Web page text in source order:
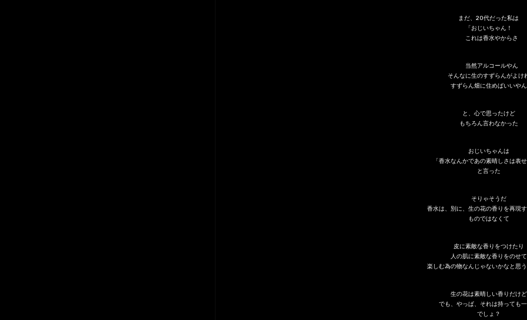
まだ、20代だった私は
「おじいちゃん！
これは香水やからさ
当然アルコールやん
そんなに生のすずらんがよけ
すずらん畑に住めばいいや
と、心で思ったけど
もちろん言わなかった
おじいちゃんは
「香水なんかであの素晴しさは表
と言った
そりゃそうだ
香水は、別に、生の花の香りを再現
ものではなくて
皮に素敵な香りをつけたり
人の肌に素敵な香りをのせて
楽しむ為の物なんじゃないかなと思
生の花は素晴しい香りだけど
でも、やっぱ、それは持っても
でしょ？